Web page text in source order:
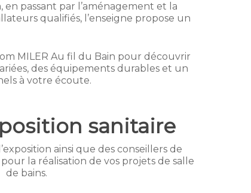
en passant par l’aménagement et la
qualifiés, l’enseigne propose un
MILER Au fil du Bain pour découvrir
des équipements durables et un
à votre écoute.
sanitaire
ainsi que des conseillers de
la réalisation de vos projets de salle
de bains.